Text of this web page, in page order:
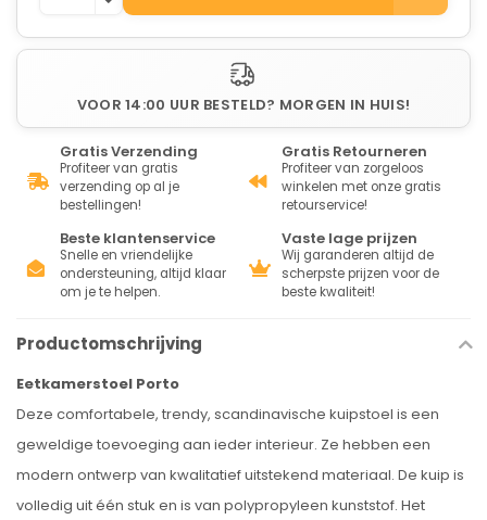
VOOR 14:00 UUR BESTELD? MORGEN IN HUIS!
Gratis Verzending
Profiteer van gratis
verzending op al je
bestellingen!
Gratis Retourneren
Profiteer van zorgeloos
winkelen met onze gratis
retourservice!
Beste klantenservice
Snelle en vriendelijke
ondersteuning, altijd klaar
om je te helpen.
Vaste lage prijzen
Wij garanderen altijd de
scherpste prijzen voor de
beste kwaliteit!
Productomschrijving
Eetkamerstoel Porto
Deze comfortabele, trendy, scandinavische kuipstoel is een
geweldige toevoeging aan ieder interieur. Ze hebben een
modern ontwerp van kwalitatief uitstekend materiaal. De kuip is
volledig uit één stuk en is van polypropyleen kunststof. Het